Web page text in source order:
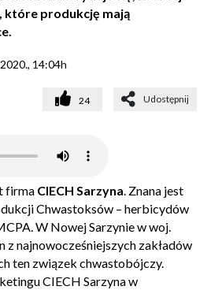
które produkcję mają
14:04h
24 Udostępnij
firma CIECH Sarzyna . Znana jest
Chwastoksów – herbicydów
W Nowej Sarzynie w woj.
z najnowocześniejszych zakładów
ten związek chwastobójczy.
CIECH Sarzyna w